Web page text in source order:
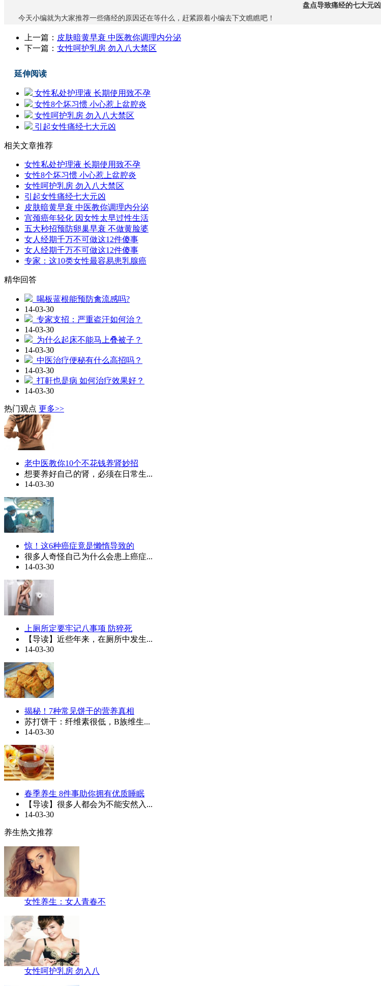
盘点导致痛经的七大元凶
今天小编就为大家推荐一些痛经的原因还在等什么，赶紧跟着小编去下文瞧瞧吧！
上一篇： 皮肤暗黄早衰 中医教你调理内分泌
下一篇： 女性呵护乳房 勿入八大禁区
延伸阅读
女性私处护理液 长期使用致不孕
女性8个坏习惯 小心惹上盆腔炎
女性呵护乳房 勿入八大禁区
引起女性痛经七大元凶
相关文章推荐
女性私处护理液 长期使用致不孕
女性8个坏习惯 小心惹上盆腔炎
女性呵护乳房 勿入八大禁区
引起女性痛经七大元凶
皮肤暗黄早衰 中医教你调理内分泌
宫颈癌年轻化 因女性太早过性生活
五大秒招预防卵巢早衰 不做黄脸婆
女人经期千万不可做这12件傻事
女人经期千万不可做这12件傻事
专家：这10类女性最容易患乳腺癌
精华回答
喝板蓝根能预防禽流感吗?
14-03-30
专家支招：严重盗汗如何治？
14-03-30
为什么起床不能马上叠被子？
14-03-30
中医治疗便秘有什么高招吗？
14-03-30
打鼾也是病 如何治疗效果好？
14-03-30
热门观点 更多>>
老中医教你10个不花钱养肾妙招
想要养好自己的肾，必须在日常生...
14-03-30
惊！这6种癌症竟是懒惰导致的
很多人奇怪自己为什么会患上癌症...
14-03-30
上厕所定要牢记八事项 防猝死
【导读】近些年来，在厕所中发生...
14-03-30
揭秘！7种常见饼干的营养真相
苏打饼干：纤维素很低，B族维生...
14-03-30
春季养生 8件事助你拥有优质睡眠
【导读】很多人都会为不能安然入...
14-03-30
养生热文推荐
女性养生：女人青春不
女性呵护乳房 勿入八